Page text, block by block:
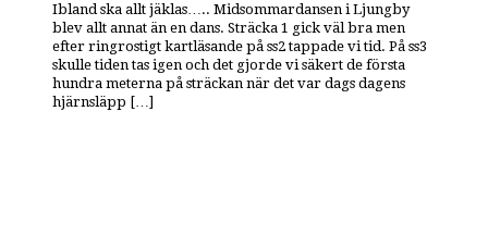
Ibland ska allt jäklas….. Midsommardansen i Ljungby
blev allt annat än en dans. Sträcka 1 gick väl bra men
efter ringrostigt kartläsande på ss2 tappade vi tid. På ss3
skulle tiden tas igen och det gjorde vi säkert de första
hundra meterna på sträckan när det var dags dagens
hjärnsläpp […]